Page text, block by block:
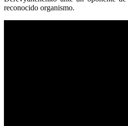
reconocido organismo.